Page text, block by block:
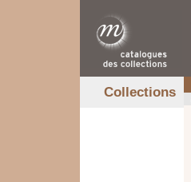
Collections